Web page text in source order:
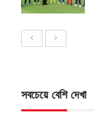
সবচেয়ে বেশি দেখা